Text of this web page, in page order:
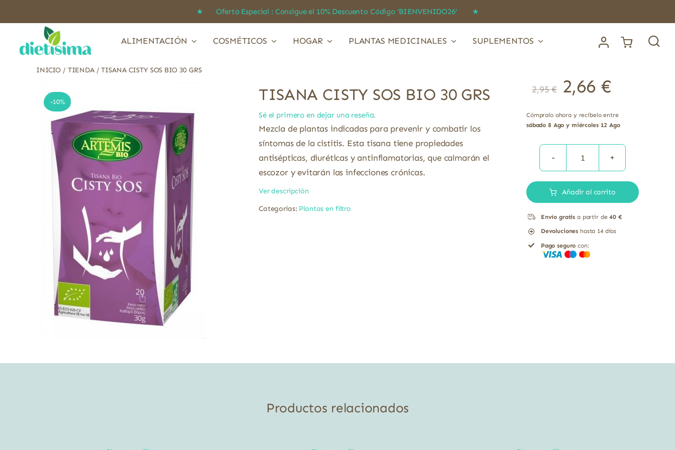
★ Oferta Especial : Consigue el 10% Descuento Código ‘BIENVENIDO26’ ★
ALIMENTACIÓN COSMÉTICOS HOGAR PLANTAS MEDICINALES SUPLEMENTOS
INICIO / TIENDA/TISANA CISTY SOS BIO 30 GRS
-10% TISANA CISTY SOS BIO 30 GRS
Sé el primero en dejar una reseña.
Mezcla de plantas indicadas para prevenir y combatir los
síntomas de la cistitis. Esta tisana tiene propiedades
antisépticas, diuréticas y antinflamatorias, que calmarán el
escozor y evitarán las infecciones crónicas.
Ver descripción
Categorías: Plantas en filtro
2,95€ 2,66 €
Cómpralo ahora y recíbelo entre
sábado 8 Ago y miércoles 12 Ago
TISANA
SOS
30
GRS
cantidad
Añadir al carrito
Envío gratis a partir de40 €
Devoluciones hasta 14 días
Pago seguro con:
Productos relacionados